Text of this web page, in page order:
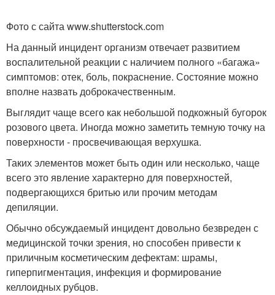
Фото с сайта www.shutterstock.com
На данный инцидент организм отвечает развитием
воспалительной реакции с наличием полного «багажа»
симптомов: отек, боль, покраснение. Состояние можно
вполне назвать доброкачественным.
Выглядит чаще всего как небольшой подкожный бугорок
розового цвета. Иногда можно заметить темную точку на
поверхности - просвечивающая верхушка.
Таких элементов может быть один или несколько, чаще
всего это явление характерно для поверхностей,
подвергающихся бритью или прочим методам
депиляции.
Обычно обсуждаемый инцидент довольно безвреден с
медицинской точки зрения, но способен привести к
приличным косметическим дефектам: шрамы,
гиперпигментация, инфекция и формирование
келлоидных рубцов.